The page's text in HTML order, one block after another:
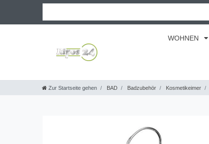
WOHNEN
Zur Startseite gehen BAD Badzubehör Kosmetikeimer